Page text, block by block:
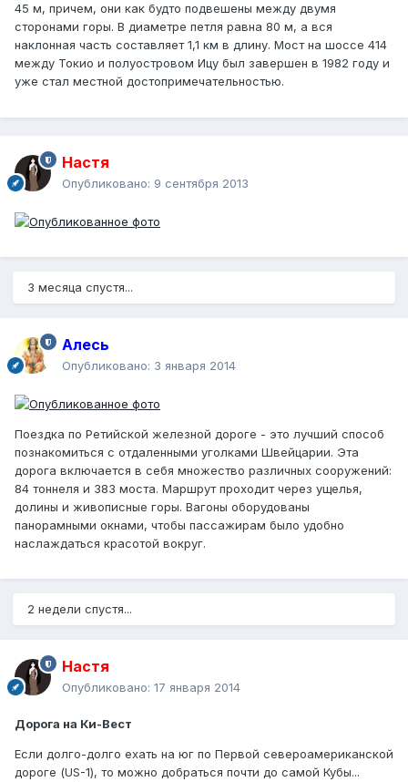
45 м, причем, они как будто подвешены между двумя
сторонами горы. В диаметре петля равна 80 м, а вся
наклонная часть составляет 1,1 км в длину. Мост на шоссе 414
между Токио и полуостровом Ицу был завершен в 1982 году и
уже стал местной достопримечательностью.
Настя
Опубликовано: 9 сентября 2013
3 месяца спустя...
Алесь
Опубликовано: 3 января 2014
Поездка по Ретийской железной дороге - это лучший способ
познакомиться с отдаленными уголками Швейцарии. Эта
дорога включается в себя множество различных сооружений:
84 тоннеля и 383 моста. Маршрут проходит через ущелья,
долины и живописные горы. Вагоны оборудованы
панорамными окнами, чтобы пассажирам было удобно
наслаждаться красотой вокруг.
2 недели спустя...
Настя
Опубликовано: 17 января 2014
Дорога на Ки-Вест
Если долго-долго ехать на юг по Первой североамериканской
дороге (US-1), то можно добраться почти до самой Кубы...